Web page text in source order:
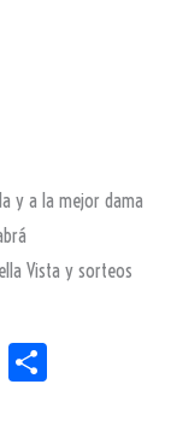
y a la mejor dama
Vista y sorteos
G